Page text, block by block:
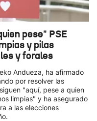
pese" PSE
y pilas
y forales
Andueza, ha afirmado
por resolver las
"aquí, pese a quien
limpias" y ha asegurado
a las elecciones